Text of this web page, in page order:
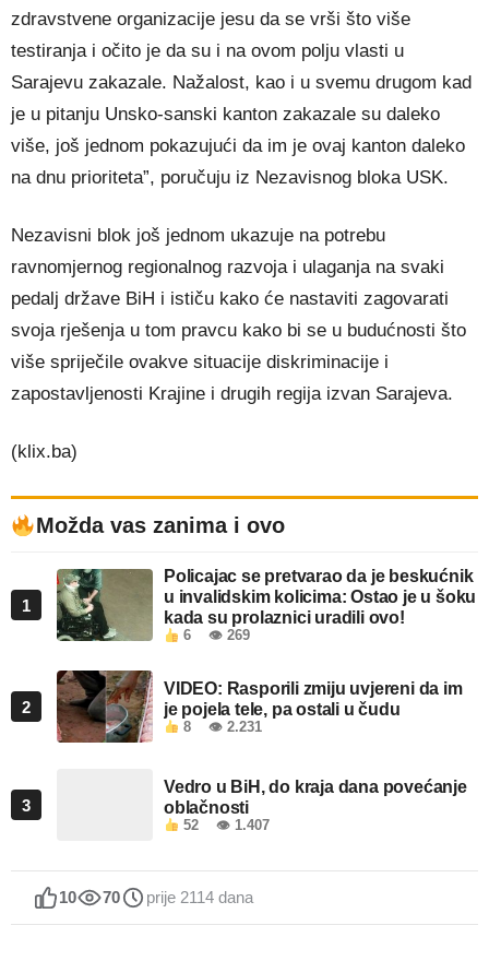
zdravstvene organizacije jesu da se vrši što više
testiranja i očito je da su i na ovom polju vlasti u
Sarajevu zakazale. Nažalost, kao i u svemu drugom kad
je u pitanju Unsko-sanski kanton zakazale su daleko
više, još jednom pokazujući da im je ovaj kanton daleko
na dnu prioriteta”, poručuju iz Nezavisnog bloka USK.
Nezavisni blok još jednom ukazuje na potrebu
ravnomjernog regionalnog razvoja i ulaganja na svaki
pedalj države BiH i ističu kako će nastaviti zagovarati
svoja rješenja u tom pravcu kako bi se u budućnosti što
više spriječile ovakve situacije diskriminacije i
zapostavljenosti Krajine i drugih regija izvan Sarajeva.
(klix.ba)
Možda vas zanima i ovo
1
Policajac se pretvarao da je beskućnik
u invalidskim kolicima: Ostao je u šoku
kada su prolaznici uradili ovo!
6 👁 269
2
VIDEO: Rasporili zmiju uvjereni da im
je pojela tele, pa ostali u čudu
8 👁 2.231
3
Vedro u BiH, do kraja dana povećanje
oblačnosti
52 👁 1.407
10 70 prije 2114 dana